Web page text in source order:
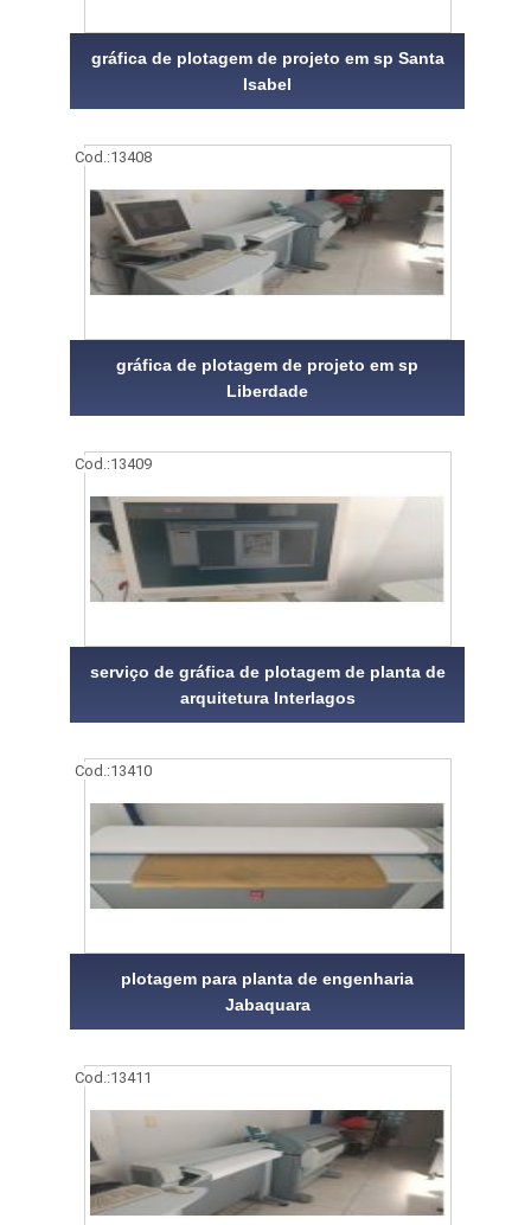
gráfica de plotagem de projeto em sp Santa
Isabel
Cod.:13408
gráfica de plotagem de projeto em sp
Liberdade
Cod.:13409
serviço de gráfica de plotagem de planta de
arquitetura Interlagos
Cod.:13410
plotagem para planta de engenharia
Jabaquara
Cod.:13411